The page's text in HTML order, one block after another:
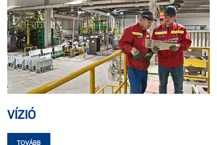
VÍZIÓ
TOVÁBB